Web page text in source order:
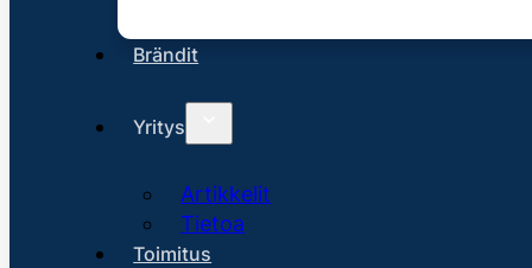
Brändit
Yritys
Artikkelit
Tietoa
Toimitus